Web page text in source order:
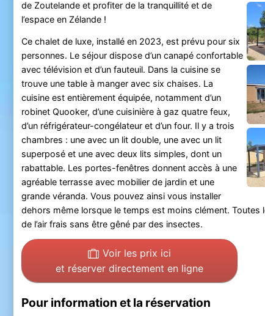
de Zoutelande et profiter de la tranquillité et de
l’espace en Zélande !
Ce chalet de luxe, installé en 2023, est prévu pour six
personnes. Le séjour dispose d’un canapé confortable
avec télévision et d’un fauteuil. Dans la cuisine se
trouve une table à manger avec six chaises. La
cuisine est entièrement équipée, notamment d’un
robinet Quooker, d’une cuisinière à gaz quatre feux,
d’un réfrigérateur-congélateur et d’un four. Il y a trois
chambres : une avec un lit double, une avec un lit
superposé et une avec deux lits simples, dont un
rabattable. Les portes-fenêtres donnent accès à une
agréable terrasse avec mobilier de jardin et une
grande véranda. Vous pouvez ainsi vous installer
dehors même lorsque le temps est moins clément.
de l’air frais sans être gêné par des insectes.
Voir les prix ici
et réserver directement en ligne
Pour information et la réservation